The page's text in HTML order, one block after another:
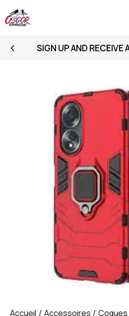
SIGN UP AND RECEIVE
Accueil Accessoires Coques